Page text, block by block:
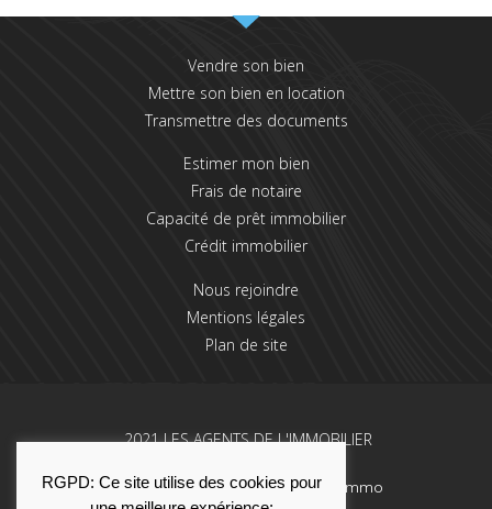
Vendre son bien
Mettre son bien en location
Transmettre des documents
Estimer mon bien
Frais de notaire
Capacité de prêt immobilier
Crédit immobilier
Nous rejoindre
Mentions légales
Plan de site
2021 LES AGENTS DE L'IMMOBILIER
Une réalisation La Solution Immo
RGPD: Ce site utilise des cookies pour